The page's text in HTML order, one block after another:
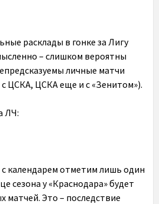
расклады в гонке за Лигу
– слишком вероятны
личные матчи
с ЦСКА, ЦСКА еще и с «Зенитом»).
ЛЧ:
календарем отметим лишь один
сезона у «Краснодара» будет
матчей. Это – последствие